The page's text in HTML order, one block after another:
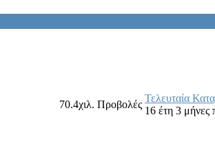
70.4χιλ. Προβολές
Τελευταία
16 έτη 3 μήνες